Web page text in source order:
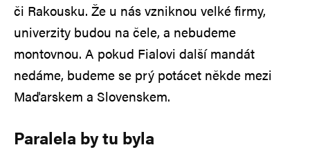
či Rakousku. Že u nás vzniknou velké firmy,
univerzity budou na čele, a nebudeme
montovnou. A pokud Fialovi další mandát
nedáme, budeme se prý potácet někde mezi
Maďarskem a Slovenskem.
Paralela by tu byla